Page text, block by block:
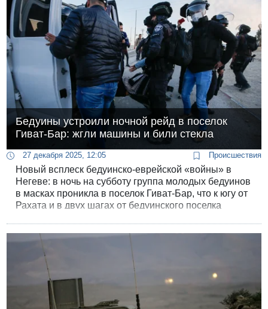
Бедуины устроили ночной рейд в поселок
Гиват-Бар: жгли машины и били стекла
27 декабря 2025, 12:05 Происшествия
Новый всплеск бедуинско-еврейской «войны» в
Негеве: в ночь на субботу группа молодых бедуинов
в масках проникла в поселок Гиват-Бар, что к югу от
Рахата и в двух шагах от бедуинского поселка